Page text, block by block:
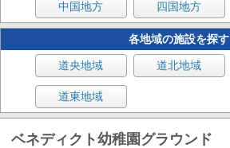
中国地方 四国地方
各地域の施設を探す
道央地域 道北地域
道東地域
ベネディクト幼稚園グラウンド